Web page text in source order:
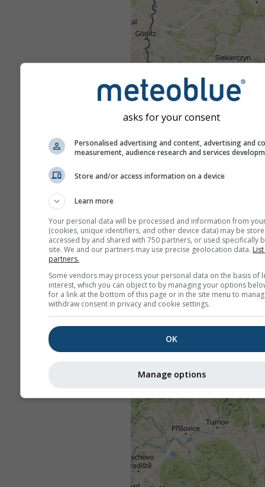
asks for your consent
Personalised advertising and content, advertising and
measurement, audience research and services
Store and/or access information on a device
Learn more
Your personal data will be processed and information from
(cookies, unique identifiers, and other device data) may be
accessed by and shared with 750 partners, or used specifically
site. We and our partners may use precise geolocation data.
partners.
Some vendors may process your personal data on the basis of
interest, which you can object to by managing your options
for a link at the bottom of this page or in the site menu to
withdraw consent in privacy and cookie settings.
OK
Manage options